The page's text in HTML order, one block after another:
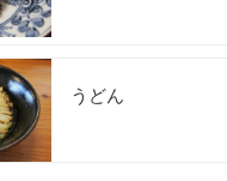
うどん